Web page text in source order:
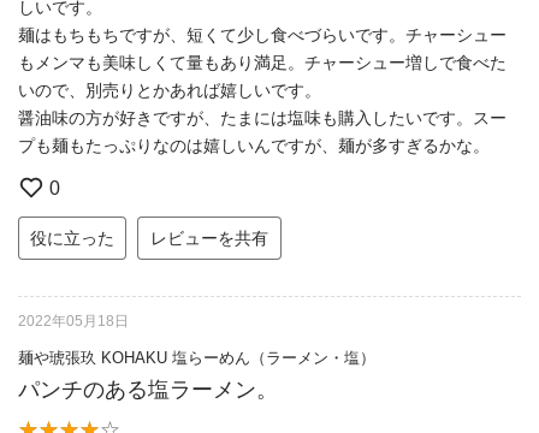
しいです。
麺はもちもちですが、短くて少し食べづらいです。チャーシュー
もメンマも美味しくて量もあり満足。チャーシュー増しで食べた
いので、別売りとかあれば嬉しいです。
醤油味の方が好きですが、たまには塩味も購入したいです。スー
プも麺もたっぷりなのは嬉しいんですが、麺が多すぎるかな。
0
役に立った レビューを共有
2022年05月18日
麺や琥張玖 KOHAKU 塩らーめん（ラーメン・塩）
パンチのある塩ラーメン。